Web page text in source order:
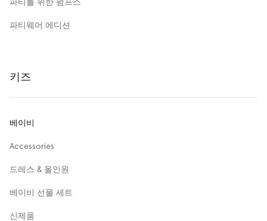
파티를 위한 펌프스
파티웨어 에디션
키즈
베이비
Accessories
드레스 & 올인원
베이비 선물 세트
신제품